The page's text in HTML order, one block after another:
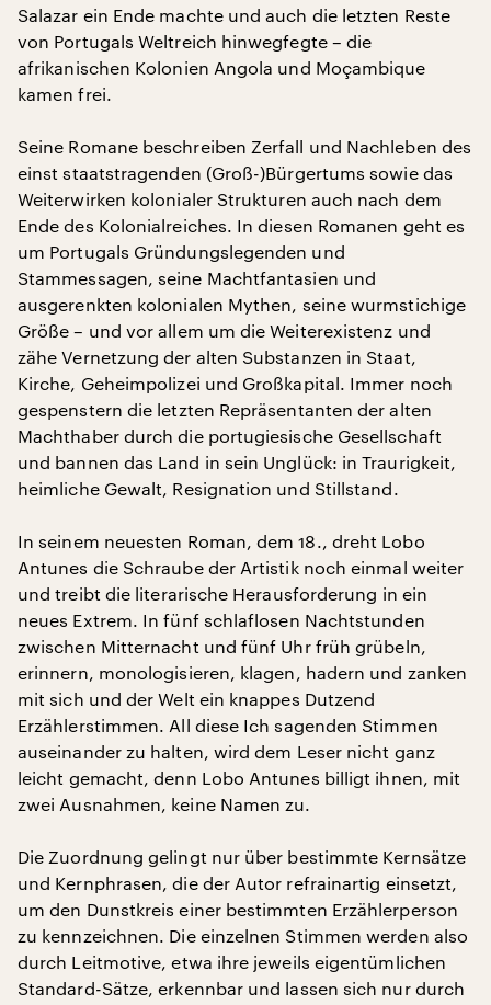
Salazar ein Ende machte und auch die letzten Reste
von Portugals Weltreich hinwegfegte – die
afrikanischen Kolonien Angola und Moçambique
kamen frei.
Seine Romane beschreiben Zerfall und Nachleben des
einst staatstragenden (Groß-)Bürgertums sowie das
Weiterwirken kolonialer Strukturen auch nach dem
Ende des Kolonialreiches. In diesen Romanen geht es
um Portugals Gründungslegenden und
Stammessagen, seine Machtfantasien und
ausgerenkten kolonialen Mythen, seine wurmstichige
Größe – und vor allem um die Weiterexistenz und
zähe Vernetzung der alten Substanzen in Staat,
Kirche, Geheimpolizei und Großkapital. Immer noch
gespenstern die letzten Repräsentanten der alten
Machthaber durch die portugiesische Gesellschaft
und bannen das Land in sein Unglück: in Traurigkeit,
heimliche Gewalt, Resignation und Stillstand.
In seinem neuesten Roman, dem 18., dreht Lobo
Antunes die Schraube der Artistik noch einmal weiter
und treibt die literarische Herausforderung in ein
neues Extrem. In fünf schlaflosen Nachtstunden
zwischen Mitternacht und fünf Uhr früh grübeln,
erinnern, monologisieren, klagen, hadern und zanken
mit sich und der Welt ein knappes Dutzend
Erzählerstimmen. All diese Ich sagenden Stimmen
auseinander zu halten, wird dem Leser nicht ganz
leicht gemacht, denn Lobo Antunes billigt ihnen, mit
zwei Ausnahmen, keine Namen zu.
Die Zuordnung gelingt nur über bestimmte Kernsätze
und Kernphrasen, die der Autor refrainartig einsetzt,
um den Dunstkreis einer bestimmten Erzählerperson
zu kennzeichnen. Die einzelnen Stimmen werden also
durch Leitmotive, etwa ihre jeweils eigentümlichen
Standard-Sätze, erkennbar und lassen sich nur durch